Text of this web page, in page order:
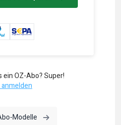
ein OZ-Abo? Super!
Modelle